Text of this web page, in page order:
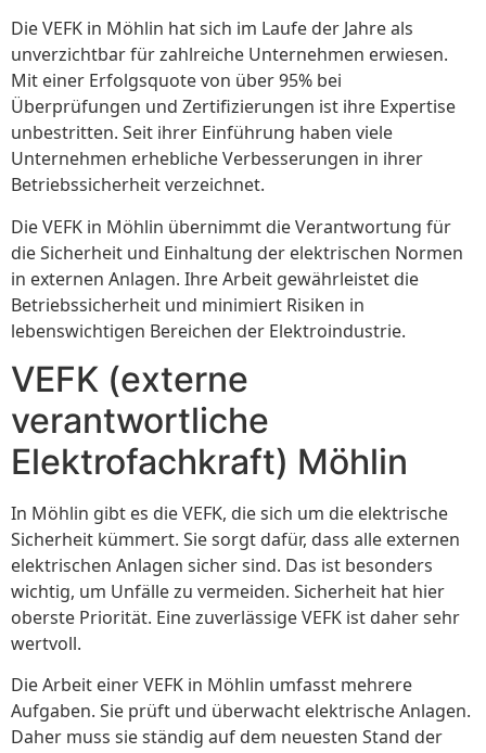
Die VEFK in Möhlin hat sich im Laufe der Jahre als
unverzichtbar für zahlreiche Unternehmen erwiesen.
Mit einer Erfolgsquote von über 95% bei
Überprüfungen und Zertifizierungen ist ihre Expertise
unbestritten. Seit ihrer Einführung haben viele
Unternehmen erhebliche Verbesserungen in ihrer
Betriebssicherheit verzeichnet.
Die VEFK in Möhlin übernimmt die Verantwortung für
die Sicherheit und Einhaltung der elektrischen Normen
in externen Anlagen. Ihre Arbeit gewährleistet die
Betriebssicherheit und minimiert Risiken in
lebenswichtigen Bereichen der Elektroindustrie.
VEFK (externe
verantwortliche
Elektrofachkraft) Möhlin
In Möhlin gibt es die VEFK, die sich um die elektrische
Sicherheit kümmert. Sie sorgt dafür, dass alle externen
elektrischen Anlagen sicher sind. Das ist besonders
wichtig, um Unfälle zu vermeiden. Sicherheit hat hier
oberste Priorität. Eine zuverlässige VEFK ist daher sehr
wertvoll.
Die Arbeit einer VEFK in Möhlin umfasst mehrere
Aufgaben. Sie prüft und überwacht elektrische Anlagen.
Daher muss sie ständig auf dem neuesten Stand der